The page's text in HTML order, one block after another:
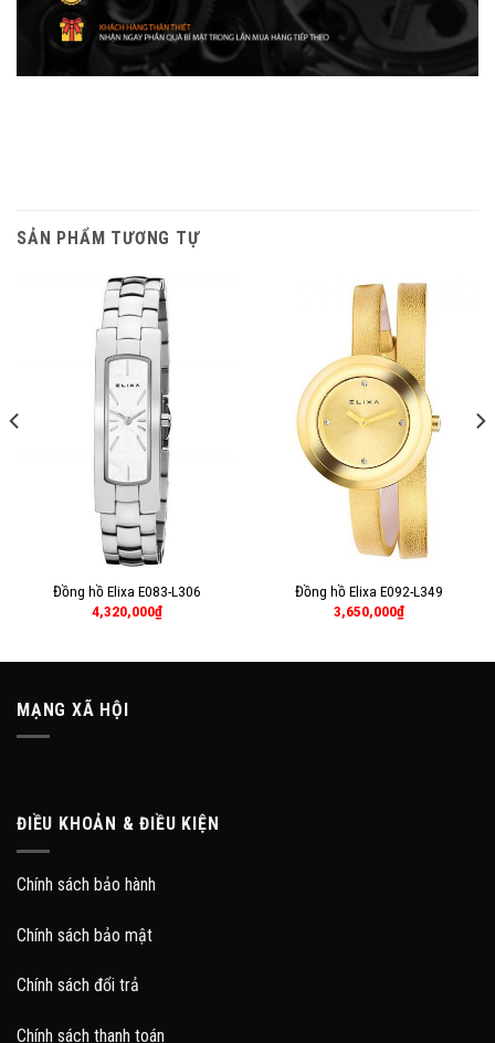
SẢN PHẨM TƯƠNG TỰ
Đồng hồ Elixa E083-L306
4,320,000₫
Đồng hồ Elixa E092-L349
3,650,000₫
MẠNG XÃ HỘI
ĐIỀU KHOẢN & ĐIỀU KIỆN
Chính sách bảo hành
Chính sách bảo mật
Chính sách đổi trả
Chính sách thanh toán